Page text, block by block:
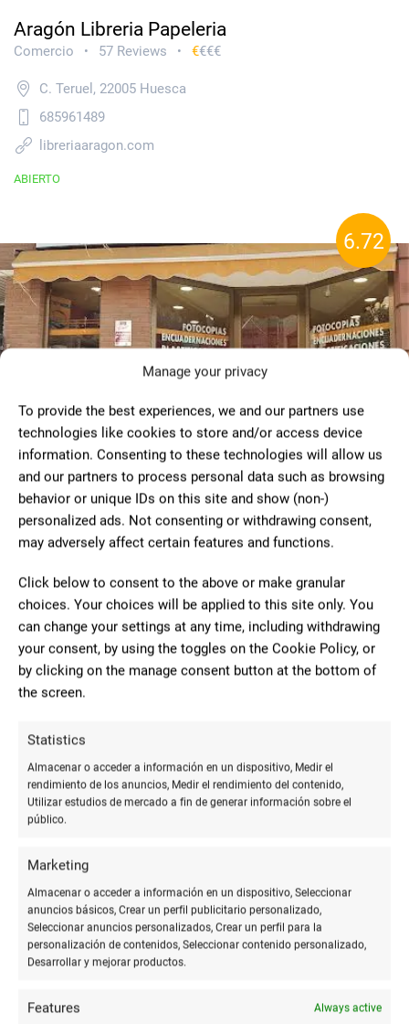
Manage your privacy
To provide the best experiences, we and our partners use
technologies like cookies to store and/or access device
information. Consenting to these technologies will allow us
and our partners to process personal data such as browsing
behavior or unique IDs on this site and show (non-)
personalized ads. Not consenting or withdrawing consent,
may adversely affect certain features and functions.
Click below to consent to the above or make granular
choices. Your choices will be applied to this site only. You
can change your settings at any time, including withdrawing
your consent, by using the toggles on the Cookie Policy, or
by clicking on the manage consent button at the bottom of
the screen.
Statistics
Almacenar o acceder a información en un dispositivo, Medir el
rendimiento de los anuncios, Medir el rendimiento del contenido,
Utilizar estudios de mercado a fin de generar información sobre el
público.
Marketing
Almacenar o acceder a información en un dispositivo, Seleccionar
anuncios básicos, Crear un perfil publicitario personalizado,
Seleccionar anuncios personalizados, Crear un perfil para la
personalización de contenidos, Seleccionar contenido personalizado,
Desarrollar y mejorar productos.
Features Always active
Aragón Libreria Papeleria
Comercio • 57 Reviews • €€€€
C. Teruel, 22005 Huesca
685961489
libreriaaragon.com
ABIERTO
6.72
Papelería Almanaque
Papelería • 43 Reviews • €€€€
974104007
Sin web
ABIERTO
El Centro De Impresión